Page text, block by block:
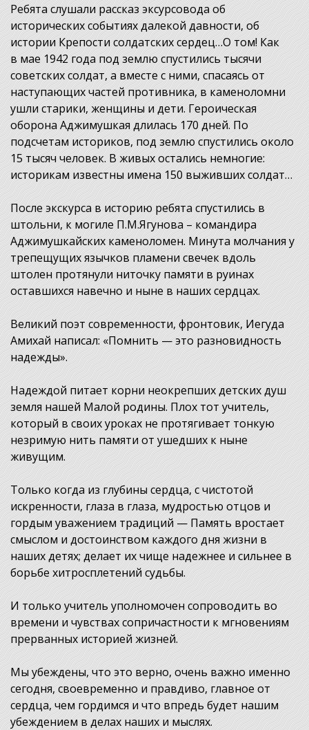
Ребята слушали рассказ эксурсовода об
исторических событиях далекой давности, об
истории Крепости солдатских сердец…О том! Как
в мае 1942 года под землю спустились тысячи
советских солдат, а вместе с ними, спасаясь от
наступающих частей противника, в каменоломни
ушли старики, женщины и дети. Героическая
оборона Аджимушкая длилась 170 дней. По
подсчетам историков, под землю спустились около
15 тысяч человек. В живых остались немногие:
историкам известны имена 150 выживших солдат…
После экскурса в историю ребята спустились в
штольни, к могиле П.М.Ягунова – командира
Аджимушкайских каменоломен. Минута молчания у
трепещущих язычков пламени свечек вдоль
штолен протянули ниточку памяти в руинах
оставшихся навечно и ныне в наших сердцах.
Великий поэт современности, фронтовик, Иегуда
Амихай написал: «Помнить — это разновидность
надежды».
Надеждой питает корни неокрепших детских душ
земля нашей Малой родины. Плох тот учитель,
который в своих уроках не протягивает тонкую
незримую нить памяти от ушедших к ныне
живущим.
Только когда из глубины сердца, с чистотой
искренности, глаза в глаза, мудростью отцов и
гордым уважением традиций — Память вростает
смыслом и достоинством каждого дня жизни в
наших детях; делает их чище надежнее и сильнее в
борьбе хитросплетений судьбы.
И только учитель уполномочен сопроводить во
времени и чувствах сопричастности к мгновениям
прерванных историей жизней.
Мы убеждены, что это верно, очень важно именно
сегодня, своевременно и правдиво, главное от
сердца, чем гордимся и что впредь будет нашим
убеждением в делах наших и мыслях.